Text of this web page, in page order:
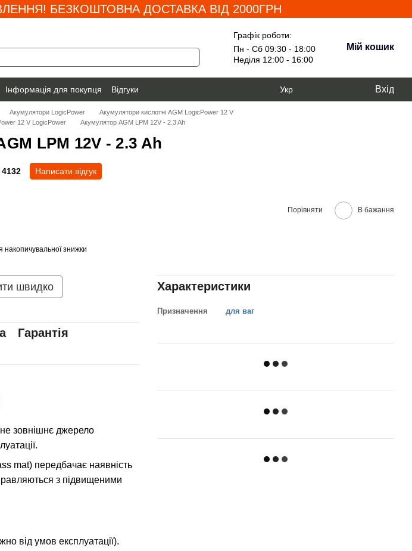
БЕЗКОШТОВНА ДОСТАВКА ВІД 2000ГРН
Графік роботи:
Пн - Сб 09:30 - 18:00
Неділя 12:00 - 16:00
Мій кошик
Інформація для покупця
Відгуки
Укр Вхід
Акумулятори LogicPower
Акумулятори кислотні AGM LogicPower 12 V
12 V LogicPower
Акумулятор AGM LPM 12V - 2.3 Ah
LPM 12V - 2.3 Ah
Написати відгук
Порівняти В бажання
накопичувальної знижки
швидко
Гарантія
Характеристики
Призначення для ваг
зовнішнє джерело
mat) передбачає наявність
з підвищеними
від умов експлуатації).